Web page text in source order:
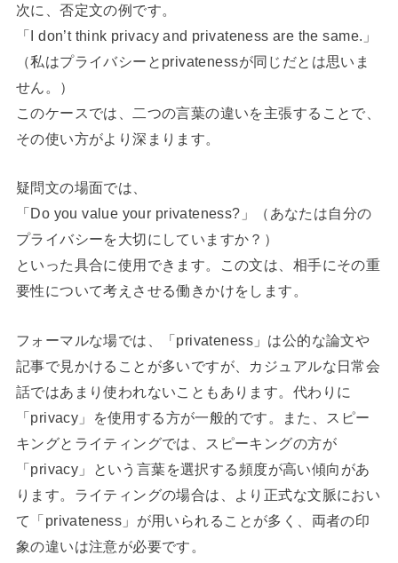
次に、否定文の例です。
「I don’t think privacy and privateness are the same.」
（私はプライバシーとprivatenessが同じだとは思いま
せん。）
このケースでは、二つの言葉の違いを主張することで、
その使い方がより深まります。
疑問文の場面では、
「Do you value your privateness?」（あなたは自分の
プライバシーを大切にしていますか？）
といった具合に使用できます。この文は、相手にその重
要性について考えさせる働きかけをします。
フォーマルな場では、「privateness」は公的な論文や
記事で見かけることが多いですが、カジュアルな日常会
話ではあまり使われないこともあります。代わりに
「privacy」を使用する方が一般的です。また、スピー
キングとライティングでは、スピーキングの方が
「privacy」という言葉を選択する頻度が高い傾向があ
ります。ライティングの場合は、より正式な文脈におい
て「privateness」が用いられることが多く、両者の印
象の違いは注意が必要です。